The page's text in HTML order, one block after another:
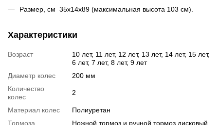
Размер, см 35х14х89 (максимальная высота 103 см).
Характеристики
Возраст
10 лет, 11 лет, 12 лет, 13 лет, 14 лет, 15 лет,
6 лет, 7 лет, 8 лет, 9 лет
Диаметр колес
200 мм
Количество
колес
2
Материал колес
Полиуретан
Тормоза
Ножной тормоз и ручной тормоз дисковый